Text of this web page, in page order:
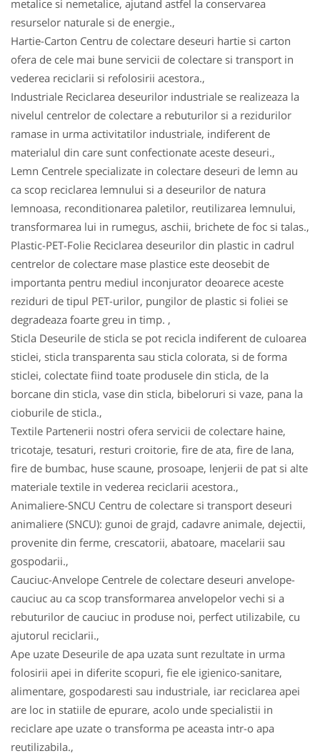
metalice si nemetalice, ajutand astfel la conservarea
resurselor naturale si de energie.,
Hartie-Carton Centru de colectare deseuri hartie si carton
ofera de cele mai bune servicii de colectare si transport in
vederea reciclarii si refolosirii acestora.,
Industriale Reciclarea deseurilor industriale se realizeaza la
nivelul centrelor de colectare a rebuturilor si a rezidurilor
ramase in urma activitatilor industriale, indiferent de
materialul din care sunt confectionate aceste deseuri.,
Lemn Centrele specializate in colectare deseuri de lemn au
ca scop reciclarea lemnului si a deseurilor de natura
lemnoasa, reconditionarea paletilor, reutilizarea lemnului,
transformarea lui in rumegus, aschii, brichete de foc si talas.,
Plastic-PET-Folie Reciclarea deseurilor din plastic in cadrul
centrelor de colectare mase plastice este deosebit de
importanta pentru mediul inconjurator deoarece aceste
reziduri de tipul PET-urilor, pungilor de plastic si foliei se
degradeaza foarte greu in timp. ,
Sticla Deseurile de sticla se pot recicla indiferent de culoarea
sticlei, sticla transparenta sau sticla colorata, si de forma
sticlei, colectate fiind toate produsele din sticla, de la
borcane din sticla, vase din sticla, bibeloruri si vaze, pana la
cioburile de sticla.,
Textile Partenerii nostri ofera servicii de colectare haine,
tricotaje, tesaturi, resturi croitorie, fire de ata, fire de lana,
fire de bumbac, huse scaune, prosoape, lenjerii de pat si alte
materiale textile in vederea reciclarii acestora.,
Animaliere-SNCU Centru de colectare si transport deseuri
animaliere (SNCU): gunoi de grajd, cadavre animale, dejectii,
provenite din ferme, crescatorii, abatoare, macelarii sau
gospodarii.,
Cauciuc-Anvelope Centrele de colectare deseuri anvelope-
cauciuc au ca scop transformarea anvelopelor vechi si a
rebuturilor de cauciuc in produse noi, perfect utilizabile, cu
ajutorul reciclarii.,
Ape uzate Deseurile de apa uzata sunt rezultate in urma
folosirii apei in diferite scopuri, fie ele igienico-sanitare,
alimentare, gospodaresti sau industriale, iar reciclarea apei
are loc in statiile de epurare, acolo unde specialistii in
reciclare ape uzate o transforma pe aceasta intr-o apa
reutilizabila.,